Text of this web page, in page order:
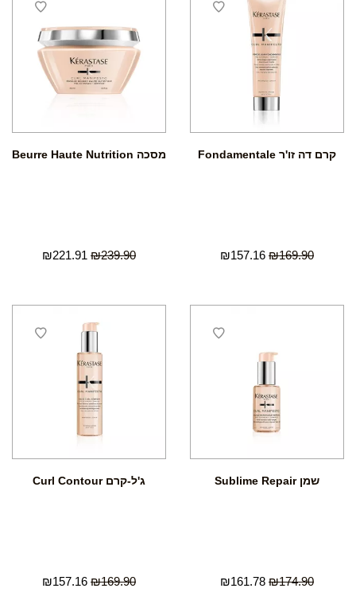
קרם דה זו'ר Fondamentale
₪169.90
₪157.16
מסכה Beurre Haute Nutrition
₪239.90
₪221.91
שמן Sublime Repair
₪174.90
₪161.78
ג'ל-קרם Curl Contour
₪169.90
₪157.16